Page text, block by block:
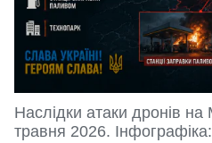
Наслідки атаки дронів
травня 2026.